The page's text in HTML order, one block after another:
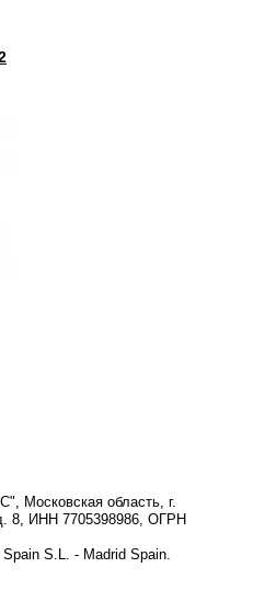
Московская область, г.
8, ИНН 7705398986, ОГРН
S.L. - Madrid Spain.